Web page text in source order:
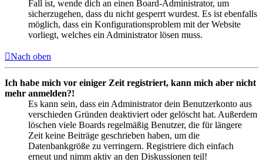
Fall ist, wende dich an einen Board-Administrator, um
sicherzugehen, dass du nicht gesperrt wurdest. Es ist ebenfalls
möglich, dass ein Konfigurationsproblem mit der Website
vorliegt, welches ein Administrator lösen muss.
Nach oben
Ich habe mich vor einiger Zeit registriert, kann mich aber nicht
mehr anmelden?!
Es kann sein, dass ein Administrator dein Benutzerkonto aus
verschieden Gründen deaktiviert oder gelöscht hat. Außerdem
löschen viele Boards regelmäßig Benutzer, die für längere
Zeit keine Beiträge geschrieben haben, um die
Datenbankgröße zu verringern. Registriere dich einfach
erneut und nimm aktiv an den Diskussionen teil!